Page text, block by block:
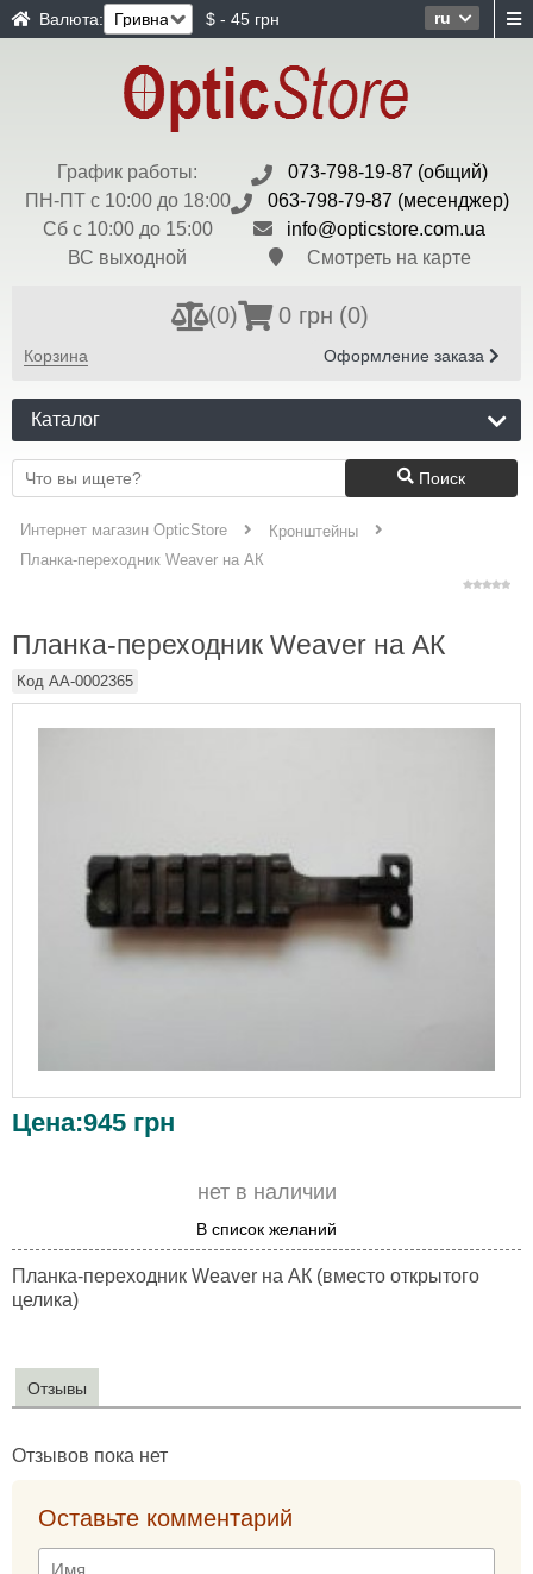
ru
Валюта: $ - 45 грн
График работы:
ПН-ПТ с 10:00 до 18:00
Сб с 10:00 до 15:00
ВС выходной
073-798-19-87 (общий)
063-798-79-87 (месенджер)
info@opticstore.com.ua
Смотреть на карте
(0) 0 грн (0)
Корзина Оформление заказа
Каталог
Поиск
Интернет магазин OpticStore
Кронштейны
Планка-переходник Weaver на АК
Планка-переходник Weaver на АК
Код AA-0002365
Цена:945 грн
нет в наличии
В список желаний
Планка-переходник Weaver на АК (вместо открытого
целика)
Отзывы
Отзывов пока нет
Оставьте комментарий